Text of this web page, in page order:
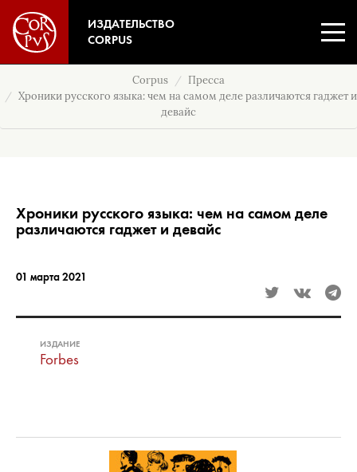
ИЗДАТЕЛЬСТВО
CORPUS
Corpus
Пресса
Хроники русского языка: чем на самом деле различаются гаджет и
девайс
Хроники русского языка: чем на самом деле
различаются гаджет и девайс
01 марта 2021
ИЗДАНИЕ
Forbes